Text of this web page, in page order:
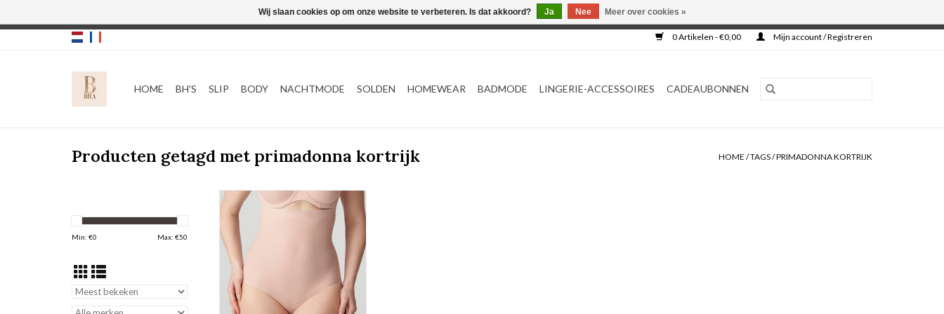
0 Artikelen - €0,00 Mijn account / Registreren
HOME BH'S SLIP BODY NACHTMODE SOLDEN HOMEWEAR BADMODE LINGERIE-ACCESSOIRES CADEAUBONNEN
Producten getagd met primadonna kortrijk HOME /TAGS/PRIMADONNA KORTRIJK
Min: €0 Max: €50
gladmakende Tailleslip
Prima Donna Figuras
Wij slaan cookies op om onze website te verbeteren. Is dat akkoord? Ja Nee Meer over cookies »
Webshop werkt met EU maten. .